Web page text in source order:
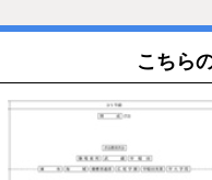
こちら